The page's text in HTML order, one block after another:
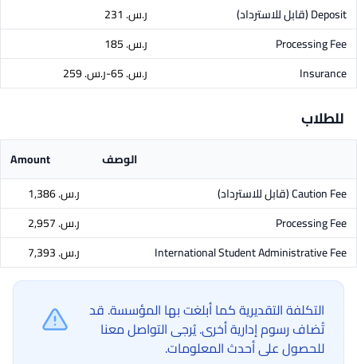
Deposit(قابل للاسترداد)
ر.س.‏ 231
Processing Fee
ر.س.‏ 185
Insurance
ر.س.‏ 65-ر.س.‏ 259
للطلاب
الوصف
Amount
Caution Fee(قابل للاسترداد)
ر.س.‏ 1,386
Processing Fee
ر.س.‏ 2,957
International Student Administrative Fee
ر.س.‏ 7,393
التكلفة التقديرية كما أبلغت بها المؤسسة. قد
تُضاف رسوم إدارية أخرى. يُرجى التواصل معنا
للحصول على أحدث المعلومات.